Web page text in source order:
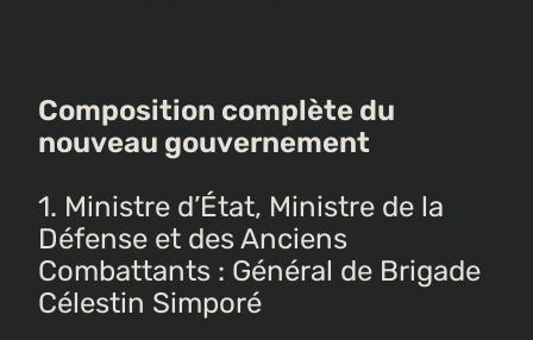
Composition complète du
nouveau gouvernement
1. Ministre d’État, Ministre de la
Défense et des Anciens
Combattants : Général de Brigade
Célestin Simporé